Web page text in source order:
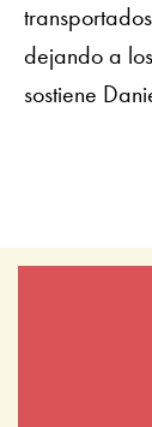
dejando a
sostiene